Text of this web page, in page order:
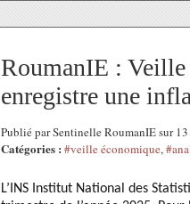
RoumanIE :
enregistre une
Publié par Sentinelle RoumanIE sur
Catégories : #veille économique,
L’INS Institut National des